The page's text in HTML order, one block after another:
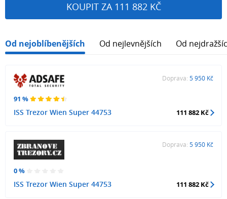
KOUPIT ZA 111 882 KČ
Od nejoblíbenějších Od nejlevnějších Od
91 %
ISS Trezor Wien Super 44753
Doprava: 5 950 Kč
111 882 Kč
0 %
ISS Trezor Wien Super 44753
Doprava: 5 950 Kč
111 882 Kč